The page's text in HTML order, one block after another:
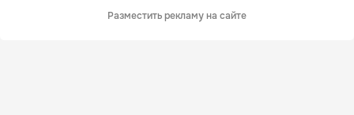
Разместить рекламу на сайте